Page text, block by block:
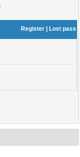
Register| Lost pass